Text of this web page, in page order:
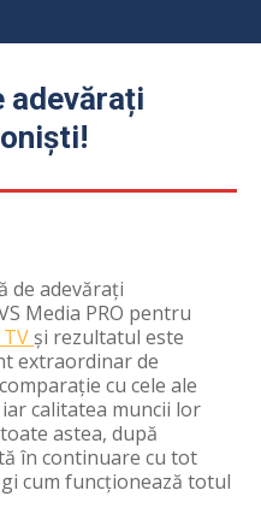
adevărați
de adevărați
Media PRO pentru
și rezultatul este
extraordinar de
cu cele ale
calitatea muncii lor
astea, după
în continuare cu tot
cum funcționează totul